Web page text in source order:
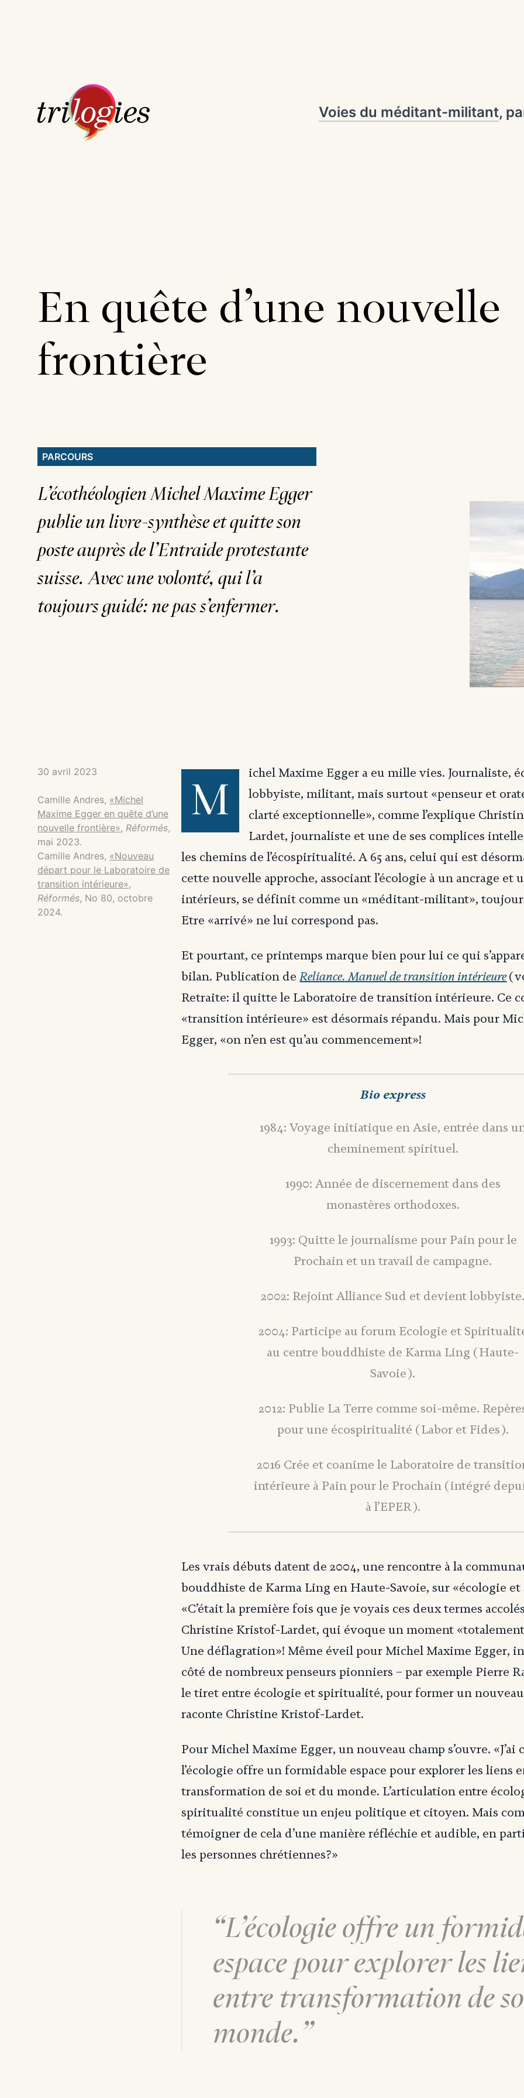
Voies du méditant-militant,
En quête d’une nouvelle
frontière
PARCOURS
L’écothéologien Michel Maxime Egger
publie un livre-synthèse et quitte son
poste auprès de l’Entraide protestante
suisse. Avec une volonté, qui l’a
toujours guidé: ne pas s’enfermer.
30 avril 2023
Camille Andres, «Michel
Maxime Egger en quête d’une
nouvelle frontière», Réformés,
mai 2023.
Camille Andres, «Nouveau
départ pour le Laboratoire de
transition intérieure»,
Réformés, No 80, octobre
2024.
M
ichel Maxime Egger a eu mille vies. Journaliste,
lobbyiste, militant, mais surtout «penseur et
clarté exceptionnelle», comme l’explique
Lardet, journaliste et une de ses complices
les chemins de l’écospiritualité. A 65 ans, celui qui est
cette nouvelle approche, associant l’écologie à un ancrage et
intérieurs, se définit comme un «méditant-militant»,
Etre «arrivé» ne lui correspond pas.
Et pourtant, ce printemps marque bien pour lui ce qui
bilan. Publication deReliance. Manuel de transition intérieure
Retraite: il quitte le Laboratoire de transition intérieure. Ce
«transition intérieure» est désormais répandu. Mais pour
Egger, «on n’en est qu’au commencement»!
Bio express
1984: Voyage initiatique en Asie, entrée dans
cheminement spirituel.
1990: Année de discernement dans des
monastères orthodoxes.
1993: Quitte le journalisme pour Pain pour le
Prochain et un travail de campagne.
2002: Rejoint Alliance Sud et devient
2004: Participe au forum Ecologie et
au centre bouddhiste de Karma Ling (Haute-
Savoie).
2012: Publie La Terre comme soi-même.
pour une écospiritualité (Labor et Fides).
2016 Crée et coanime le Laboratoire de
intérieure à Pain pour le Prochain (intégré
à l’EPER).
Les vrais débuts datent de 2004, une rencontre à la
bouddhiste de Karma Ling en Haute-Savoie, sur «écologie
«C’était la première fois que je voyais ces deux termes
Christine Kristof-Lardet, qui évoque un moment
Une déflagration»! Même éveil pour Michel Maxime Egger,
côté de nombreux penseurs pionniers – par exemple Pierre
le tiret entre écologie et spiritualité, pour former un
raconte Christine Kristof-Lardet.
Pour Michel Maxime Egger, un nouveau champ s’ouvre. «J’ai
l’écologie offre un formidable espace pour explorer les liens
transformation de soi et du monde. L’articulation entre
spiritualité constitue un enjeu politique et citoyen. Mais
témoigner de cela d’une manière réfléchie et audible, en
les personnes chrétiennes?»
L’écologie offre un
espace pour explorer les
entre transformation de
monde.